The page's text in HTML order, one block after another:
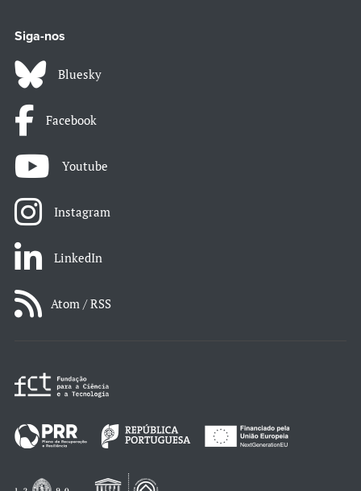
Siga-nos
Bluesky
Facebook
Youtube
Instagram
LinkedIn
Atom / RSS